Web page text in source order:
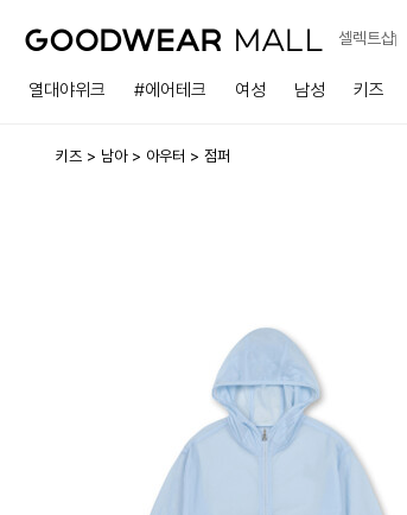
셀렉트샵
열대야위크 #에어테크 여성 남성 키즈
키즈 남아 아우터 점퍼